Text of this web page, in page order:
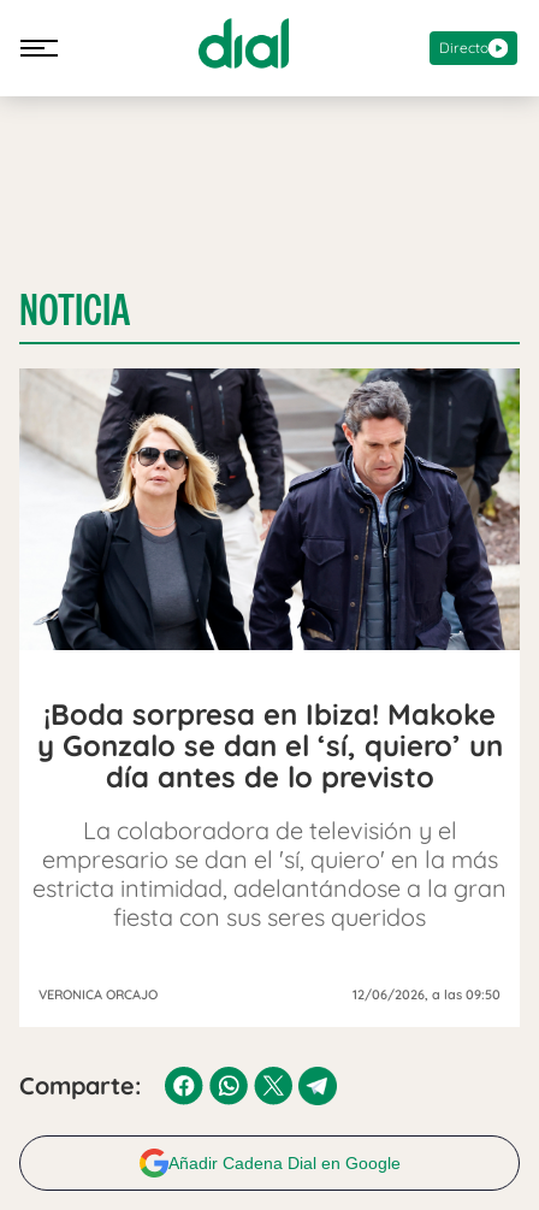
Directo
NOTICIA
¡Boda sorpresa en Ibiza! Makoke
y Gonzalo se dan el ‘sí, quiero’ un
día antes de lo previsto
La colaboradora de televisión y el
empresario se dan el 'sí, quiero' en la más
estricta intimidad, adelantándose a la gran
fiesta con sus seres queridos
VERONICA ORCAJO 12/06/2026, a las 09:50
Comparte:
Añadir Cadena Dial en Google